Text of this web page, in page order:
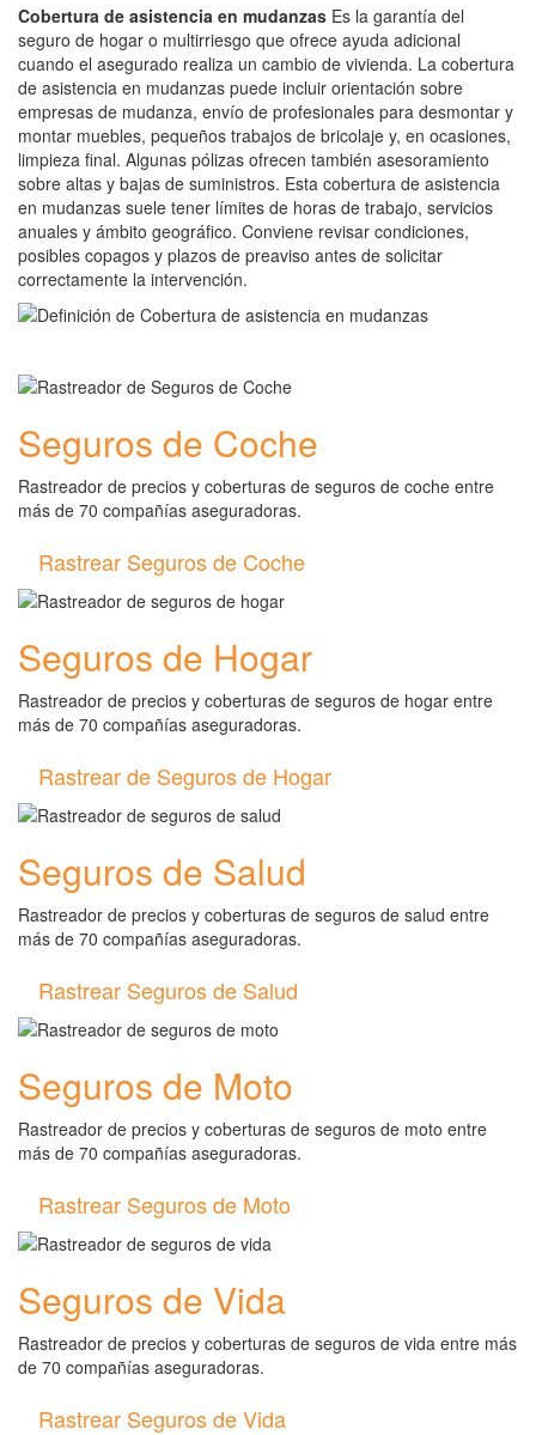
Cobertura de asistencia en mudanzas Es la garantía del
seguro de hogar o multirriesgo que ofrece ayuda adicional
cuando el asegurado realiza un cambio de vivienda. La cobertura
de asistencia en mudanzas puede incluir orientación sobre
empresas de mudanza, envío de profesionales para desmontar y
montar muebles, pequeños trabajos de bricolaje y, en ocasiones,
limpieza final. Algunas pólizas ofrecen también asesoramiento
sobre altas y bajas de suministros. Esta cobertura de asistencia
en mudanzas suele tener límites de horas de trabajo, servicios
anuales y ámbito geográfico. Conviene revisar condiciones,
posibles copagos y plazos de preaviso antes de solicitar
correctamente la intervención.
Seguros de Coche
Rastreador de precios y coberturas de seguros de coche entre
más de 70 compañías aseguradoras.
Rastrear Seguros de Coche
Seguros de Hogar
Rastreador de precios y coberturas de seguros de hogar entre
más de 70 compañías aseguradoras.
Rastrear de Seguros de Hogar
Seguros de Salud
Rastreador de precios y coberturas de seguros de salud entre
más de 70 compañías aseguradoras.
Rastrear Seguros de Salud
Seguros de Moto
Rastreador de precios y coberturas de seguros de moto entre
más de 70 compañías aseguradoras.
Rastrear Seguros de Moto
Seguros de Vida
Rastreador de precios y coberturas de seguros de vida entre más
de 70 compañías aseguradoras.
Rastrear Seguros de Vida